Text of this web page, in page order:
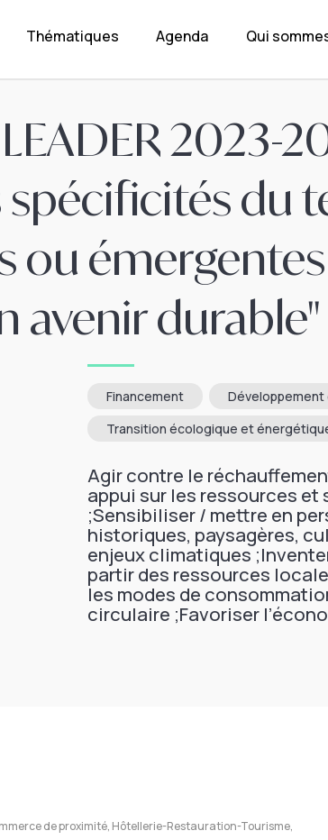
Thématiques Agenda Qui
2023-
spécificités du
ou
avenir durable"
Financement
Développement
Transition écologique et
Agir contre le
appui sur les ressources
;Sensibiliser / mettre en
historiques, paysagères,
enjeux climatiques
partir des ressources
les modes de
circulaire ;Favoriser
de proximité, Hôtellerie-Restauration-Tourisme,